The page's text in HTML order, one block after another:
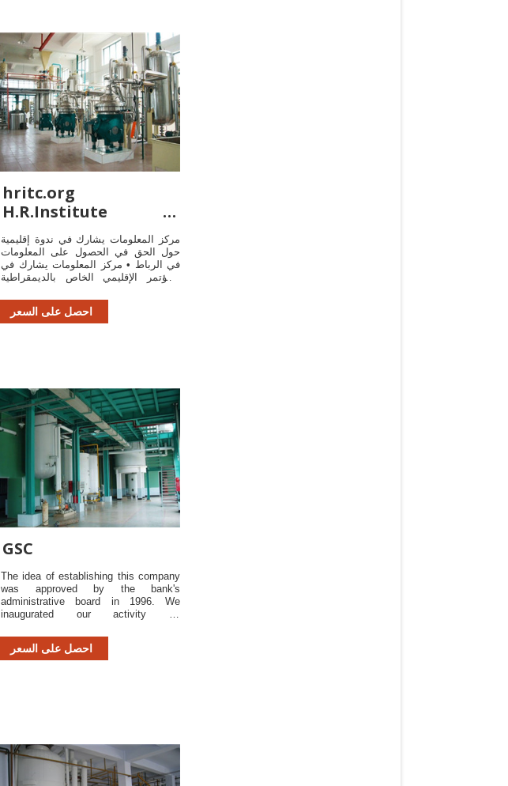
hritc.org
H.R.Institute of
Technology
مركز المعلومات يشارك في ندوة إقليمية
حول الحق في الحصول على المعلومات
في الرباط • مركز المعلومات يشارك في
المؤتمر الإقليمي الخاص بالديمقراطية
احصل على السعر
GSC
The idea of establishing this company
was approved by the bank's
administrative board in 1996. We
inaugurated our activity as
securities
احصل على السعر